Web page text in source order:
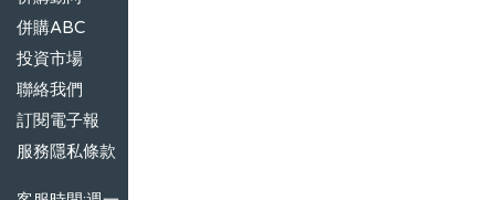
PCB的鑽孔以及Oled顯示器的製程。 另外有27%的營收來
自材料的加工，包含電動車的新材料切割與焊接、醫療設
備與工業機床等的應用。 Coherent在Oled的脫膜設備有
全球壟斷的地位，最大的客戶是韓國的面板廠商，並且已
於MKS未來進一步跨入面板的生產設備。 而更重要的是
Coherent具有OEM的能力，在2020年，Coherent有20%
併購ABC
投資市場
聯絡我們
訂閱電子報
服務隱私條款